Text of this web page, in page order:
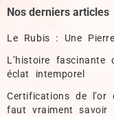
Nos derniers articles
Le Rubis : Une
L’histoire
éclat intemporel
Certifications de l’or
faut vraiment savoir